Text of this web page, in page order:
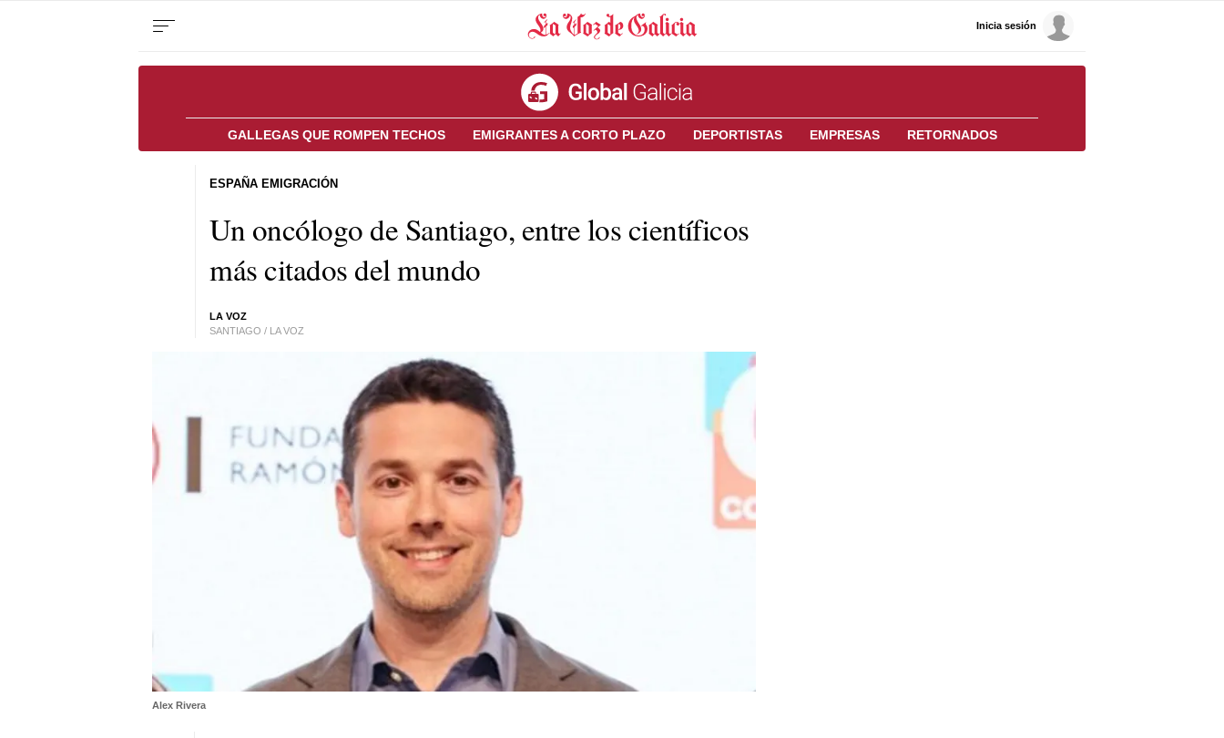
Inicia sesión
GALLEGAS QUE ROMPEN TECHOS EMIGRANTES A CORTO PLAZO DEPORTISTAS EMPRESAS RETORNADOS
Un oncólogo de Santiago, entre los científicos
más citados del mundo
LA VOZ
SANTIAGO / LA VOZ
ESPAÑA EMIGRACIÓN
Alex Rivera